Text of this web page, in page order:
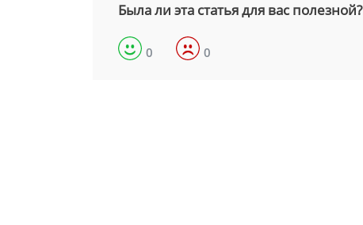
Была ли эта статья для вас полезной?
0 0